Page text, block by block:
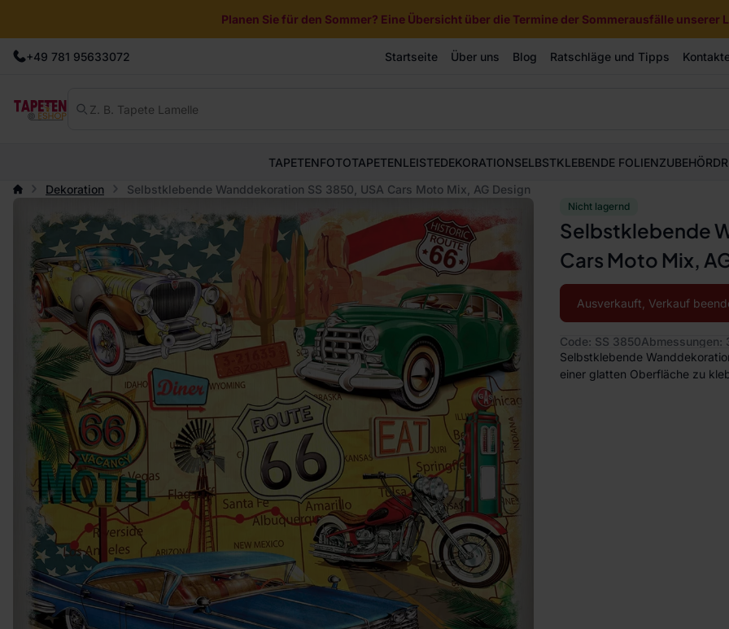
Planen Sie für den Sommer? Eine Übersicht über die Termine der Sommerausfälle unserer
+49 781 95633072 Startseite Über uns Blog Ratschläge und Tipps
TAPETENFOTOTAPETENLEISTEDEKORATIONSELBSTKLEBENDE FOLIENZUBEHÖR
Dekoration
Selbstklebende Wanddekoration SS 3850, USA Cars Moto Mix, AG Design
Nicht lagernd
Selbstklebende
Cars Moto Mix,
Ausverkauft, Verkauf
Code: SS 3850Abmessungen:
Selbstklebende
einer glatten Oberfläche zu